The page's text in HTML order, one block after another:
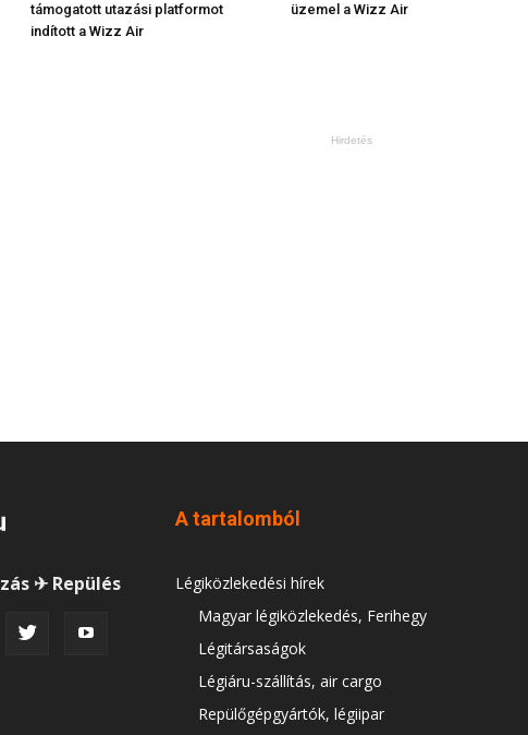
támogatott utazási platformot
indított a Wizz Air
üzemel a Wizz Air
Hirdetés
✈ Repülés
A tartalomból
Légiközlekedési hírek
Magyar légiközlekedés, Ferihegy
Légitársaságok
Légiáru-szállítás, air cargo
Repülőgépgyártók, légiipar